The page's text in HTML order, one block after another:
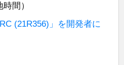
間）
(21R356)」を開発者に